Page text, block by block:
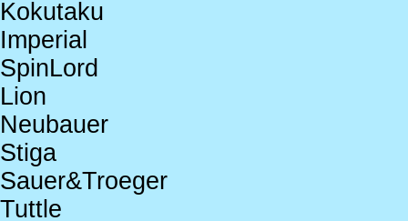
Kokutaku
Imperial
SpinLord
Lion
Neubauer
Stiga
Sauer&Troeger
Tuttle